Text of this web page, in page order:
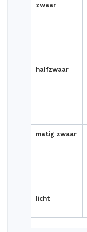
zwaar
halfzwaar
matig zwaar
licht